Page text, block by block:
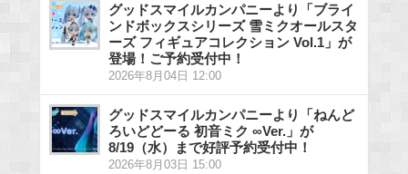
グッドスマイルカンパニーより「ブライ
ンドボックスシリーズ 雪ミクオールスタ
ーズ フィギュアコレクション Vol.1」が
登場！ご予約受付中！
2026年8月04日 12:00
グッドスマイルカンパニーより「ねんど
ろいどどーる 初音ミク ∞Ver.」が
8/19（水）まで好評予約受付中！
2026年8月03日 15:00